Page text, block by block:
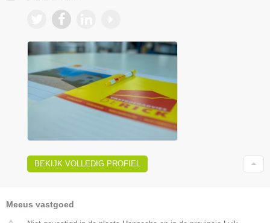
BEKIJK VOLLEDIG PROFIEL
Meeus vastgoed